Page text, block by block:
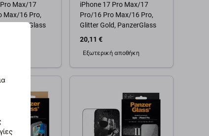
Max/17
Max/16 Pro,
PanzerGlass
στο καλάθι
iPhone 17 Pro Max/17
Pro/16 Pro Max/16 Pro,
Glitter Gold, PanzerGlass
20,11 €
Εξωτερική αποθήκη